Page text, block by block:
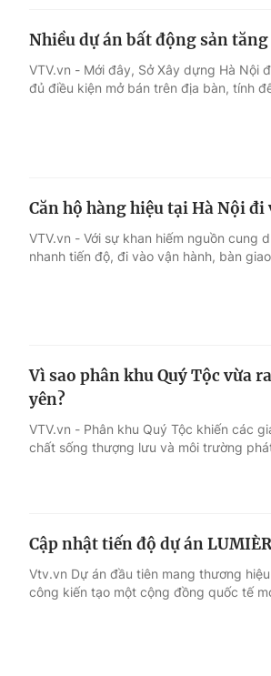
Điện ảnh
Âm nhạc
Sao
Nhiều dự án bất động sản
VTV.vn - Mới đây, Sở Xây dựng Hà Nội
đủ điều kiện mở bán trên địa bàn, tính
Căn hộ hàng hiệu tại Hà Nội
VTV.vn - Với sự khan hiếm nguồn cung
nhanh tiến độ, đi vào vận hành, bàn
Vì sao phân khu Quý Tộc vừa
yên?
VTV.vn - Phân khu Quý Tộc khiến các
chất sống thượng lưu và môi trường
Cập nhật tiến độ dự án
Vtv.vn Dự án đầu tiên mang thương
công kiến tạo một cộng đồng quốc tế